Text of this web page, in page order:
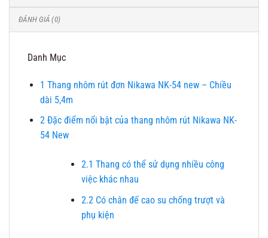
ĐÁNH GIÁ (0)
Danh Mục
1 Thang nhôm rút đơn Nikawa NK-54 new – Chiều
dài 5,4m
2Đặc điểm nổi bật của thang nhôm rút Nikawa NK-
54 New
2.1 Thang có thể sử dụng nhiều công
việc khác nhau
2.2Có chân đế cao su chống trượt và
phụ kiện